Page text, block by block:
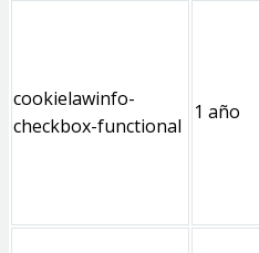
cookielawinfo-
checkbox-functional
1 año